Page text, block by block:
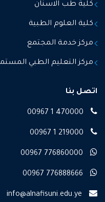
كلية طب الاسنان
كلية العلوم الطبية
مركز خدمة المجتمع
مركز التعليم الطبي
اتصل بنا
00967 1 470000
00967 1 219000
00967 776860000
00967 776888666